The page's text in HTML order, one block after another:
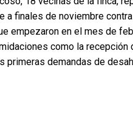
a finales de noviembre
empezaron en el mes de
como la
primeras demandas de